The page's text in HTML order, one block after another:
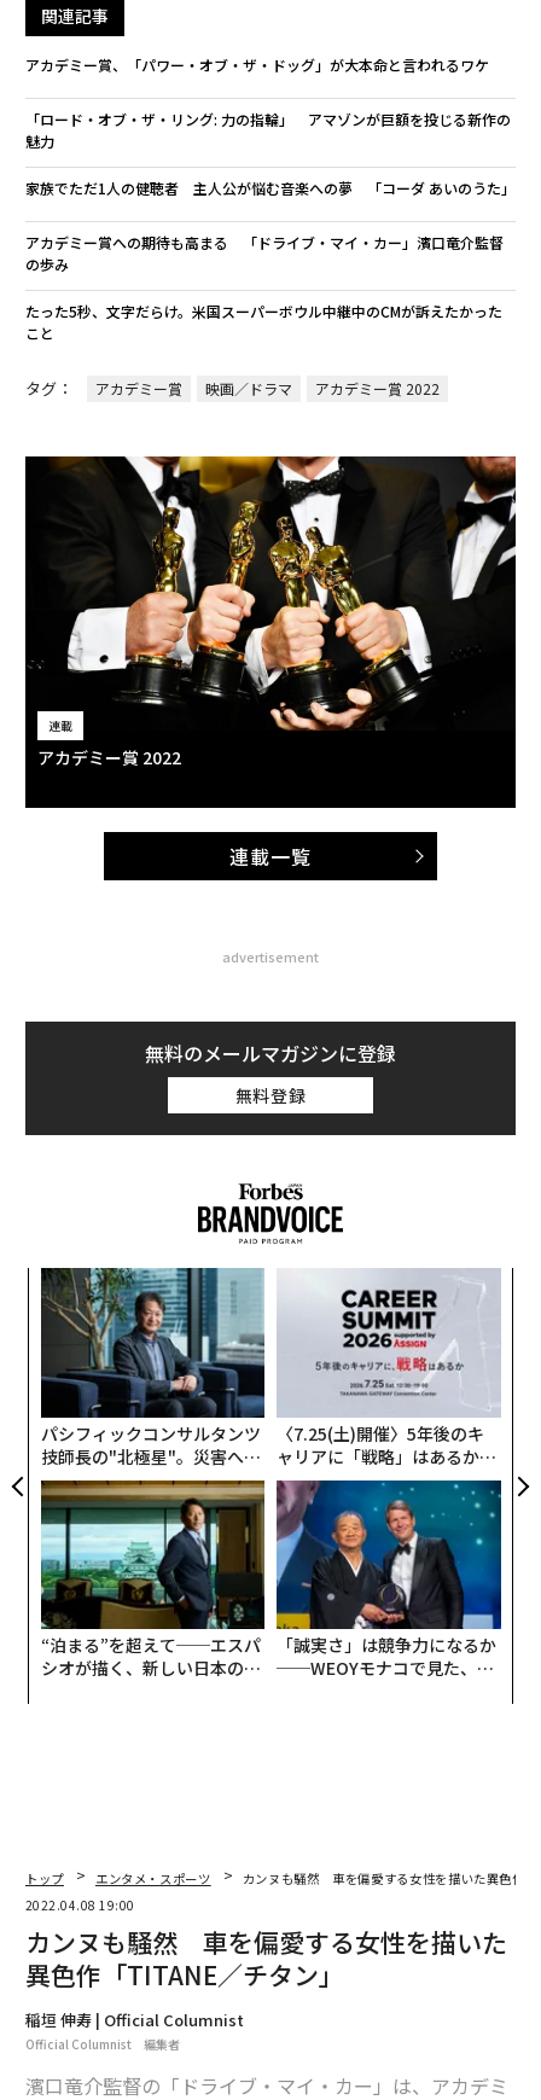
関連記事
アカデミー賞、「パワー・オブ・ザ・ドッグ」が大本命と言われるワケ
「ロード・オブ・ザ・リング: 力の指輪」 アマゾンが巨額を投じる新作の
魅力
家族でただ1人の健聴者 主人公が悩む音楽への夢 「コーダ あいのうた」
アカデミー賞への期待も高まる 「ドライブ・マイ・カー」濱口竜介監督
の歩み
たった5秒、文字だらけ。米国スーパーボウル中継中のCMが訴えたかった
こと
タグ： アカデミー賞 映画／ドラマ アカデミー賞 2022
連載
アカデミー賞 2022
連載一覧
advertisement
無料のメールマガジンに登録
無料登録
パシフィックコンサルタンツ
技師長の"北極星"。災害への
無力感を乗り越え見つけた、
防災一筋20年の答え
〈7.25(土)開催〉5年後のキ
ャリアに「戦略」はあるか。
トップエグゼクティブのキャ
リアに触れる1日│CAREER S
UMMIT 2026
“泊まる”を超えて──エスパ
シオが描く、新しい日本のラ
「誠実さ」は競争力になるか
──WEOYモナコで見た、く
トップ エンタメ・スポーツ
カンヌも騒然 車を偏愛する女性を描いた異色作
2022.04.08 19:00
カンヌも騒然 車を偏愛する女性を描いた
異色作「TITANE／チタン」
稲垣 伸寿 | Official Columnist
Official Columnist 編集者
濱口竜介監督の「ドライブ・マイ・カー」は、アカデミ